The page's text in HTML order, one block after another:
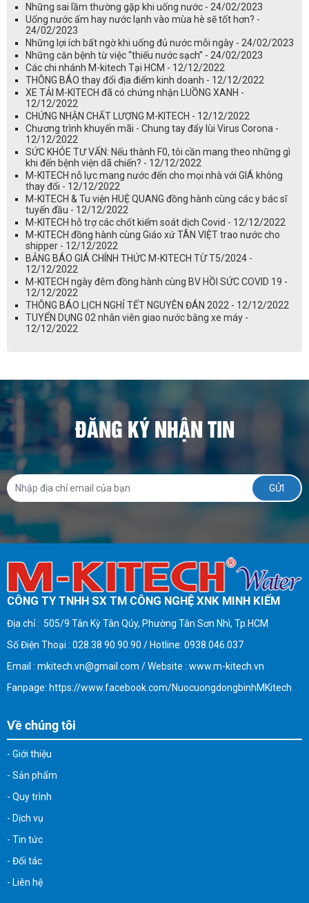
Những sai lầm thường gặp khi uống nước - 24/02/2023
Uống nước ấm hay nước lạnh vào mùa hè sẽ tốt hơn? -
24/02/2023
Những lợi ích bất ngờ khi uống đủ nước mỗi ngày - 24/02/2023
Những căn bệnh từ việc “thiếu nước sạch” - 24/02/2023
Các chi nhánh M-kitech Tại HCM - 12/12/2022
THÔNG BÁO thay đổi địa điểm kinh doanh - 12/12/2022
XE TẢI M-KITECH đã có chứng nhận LUỒNG XANH -
12/12/2022
CHỨNG NHẬN CHẤT LƯỢNG M-KITECH - 12/12/2022
Chương trình khuyến mãi - Chung tay đẩy lùi Virus Corona -
12/12/2022
SỨC KHỎE TƯ VẤN: Nếu thành F0, tôi cần mang theo những gì
khi đến bệnh viện dã chiến? - 12/12/2022
M-KITECH nỗ lực mang nước đến cho mọi nhà với GIÁ không
thay đổi - 12/12/2022
M-KITECH & Tu viện HUỆ QUANG đồng hành cùng các y bác sĩ
tuyến đầu - 12/12/2022
M-KITECH hỗ trợ các chốt kiểm soát dịch Covid - 12/12/2022
M-KITECH đồng hành cùng Giáo xứ TÂN VIỆT trao nước cho
shipper - 12/12/2022
BẢNG BÁO GIÁ CHÍNH THỨC M-KITECH TỪ T5/2024 -
12/12/2022
M-KITECH ngày đêm đồng hành cùng BV HỒI SỨC COVID 19 -
12/12/2022
THÔNG BÁO LỊCH NGHỈ TẾT NGUYÊN ĐÁN 2022 - 12/12/2022
TUYỂN DỤNG 02 nhân viên giao nước bằng xe máy -
12/12/2022
ĐĂNG KÝ NHẬN TIN
CÔNG TY TNHH SX TM CÔNG NGHỆ XNK MINH KIẾM
Địa chỉ : 505/9 Tân Kỳ Tân Qúy, Phường Tân Sơn Nhì, Tp.HCM
Số Điện Thoại : 028.38 90.90.90 / Hotline: 0938.046.037
Email : mkitech.vn@gmail.com / Website : www.m-kitech.vn
Fanpage: https://www.facebook.com/NuocuongdongbinhMKitech
Về chúng tôi
- Giới thiệu
- Sản phẩm
- Quy trình
- Dịch vụ
- Tin tức
- Đối tác
- Liên hệ